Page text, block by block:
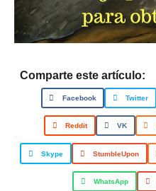
Comparte este artículo:
Facebook Twitter
Reddit VK
Skype StumbleUpon
WhatsApp